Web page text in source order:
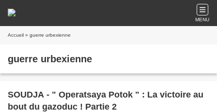
MENU
Accueil » guerre urbexienne
guerre urbexienne
SOUDJA - " Operatsaya Potok " : La victoire au
bout du gazoduc ! Partie 2